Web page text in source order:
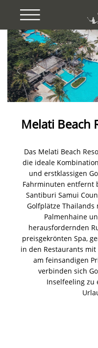
Previous
Melati
Das Melati Beach
die ideale
und erstklassigen
Fahrminuten entfernt
Santiburi Samui
Golfplätze
Palmenhaine
herausfordernden
preisgekrönten Spa,
in den Restaurants
am feinsandigen
verbinden sich
Inselfeeling zu